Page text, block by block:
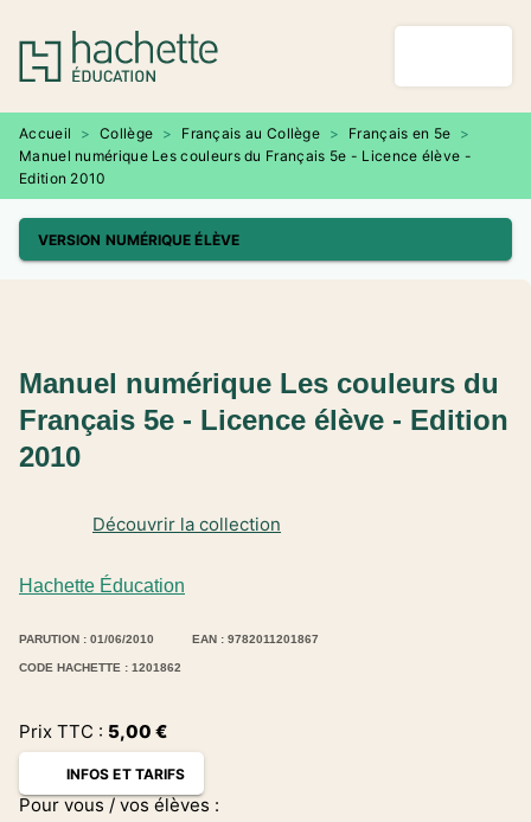
MENU RECHERCHE
PIED DE PAGE
Accueil > Collège > Français au Collège > Français en 5e >
Manuel numérique Les couleurs du Français 5e - Licence élève -
Edition 2010
VERSION NUMÉRIQUE ÉLÈVE
Hachette Éducation
Découvrir la collection
Manuel numérique Les couleurs du
Français 5e - Licence élève - Edition
2010
PARUTION : 01/06/2010 EAN : 9782011201867
CODE HACHETTE : 1201862
Prix TTC : 5,00 €
INFOS ET TARIFS
Pour vous / vos élèves :